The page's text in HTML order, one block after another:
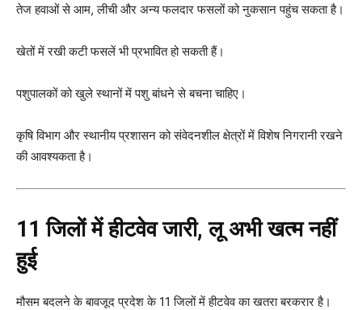
तेज हवाओं से आम, लीची और अन्य फलदार फसलों को नुकसान पहुंच सकता है।
खेतों में रखी कटी फसलें भी प्रभावित हो सकती हैं।
पशुपालकों को खुले स्थानों में पशु बांधने से बचना चाहिए।
कृषि विभाग और स्थानीय प्रशासन को संवेदनशील क्षेत्रों में विशेष निगरानी रखने
की आवश्यकता है।
11 जिलों में हीटवेव जारी, लू अभी खत्म नहीं
हुई
मौसम बदलने के बावजूद प्रदेश के 11 जिलों में हीटवेव का खतरा बरकरार है।